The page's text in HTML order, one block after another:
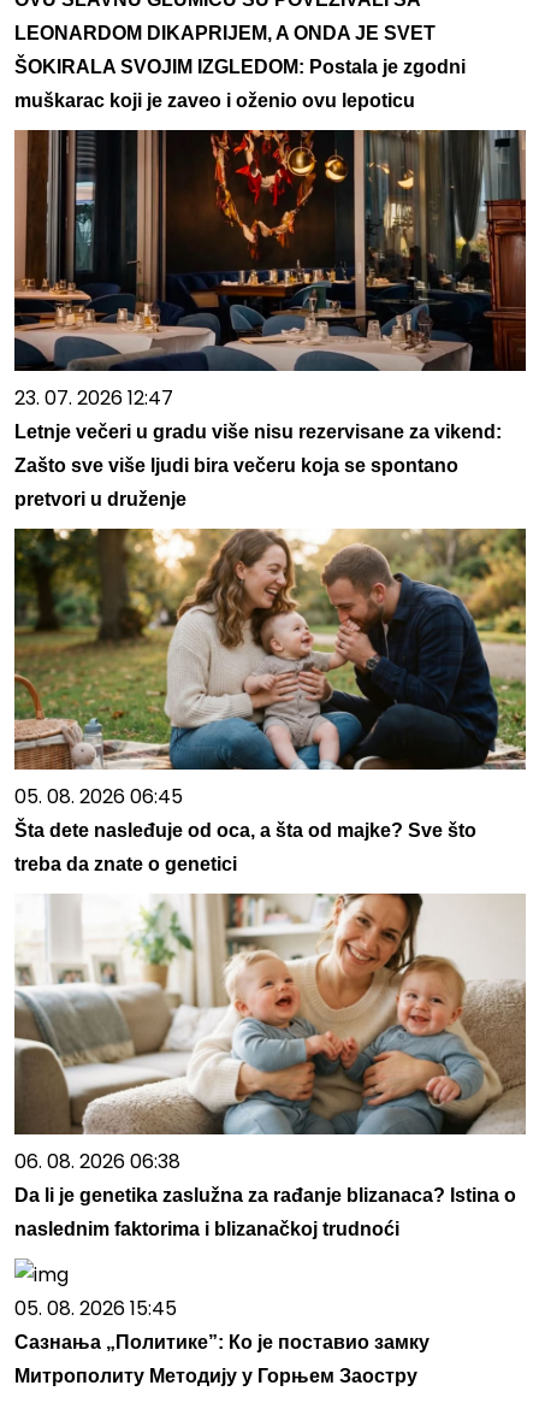
LEONARDOM DIKAPRIJEM, A ONDA JE SVET
ŠOKIRALA SVOJIM IZGLEDOM: Postala je zgodni
muškarac koji je zaveo i oženio ovu lepoticu
23. 07. 2026 12:47
Letnje večeri u gradu više nisu rezervisane za vikend:
Zašto sve više ljudi bira večeru koja se spontano
pretvori u druženje
05. 08. 2026 06:45
Šta dete nasleđuje od oca, a šta od majke? Sve što
treba da znate o genetici
06. 08. 2026 06:38
Da li je genetika zaslužna za rađanje blizanaca? Istina o
naslednim faktorima i blizanačkoj trudnoći
05. 08. 2026 15:45
Сазнања „Политике”: Ко је поставио замку
Митрополиту Методију у Горњем Заостру